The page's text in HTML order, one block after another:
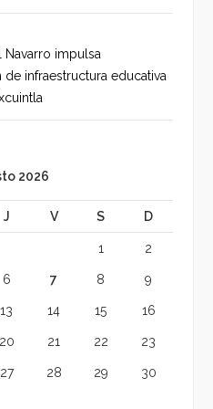
Navarro impulsa
de infraestructura educativa
2026
J V S D
1 2
6 7 8 9
13 14 15 16
20 21 22 23
27 28 29 30